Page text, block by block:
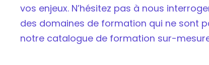
vos enjeux. N’hésitez pas à nous
des domaines de formation qui ne sont
notre catalogue de formation sur-